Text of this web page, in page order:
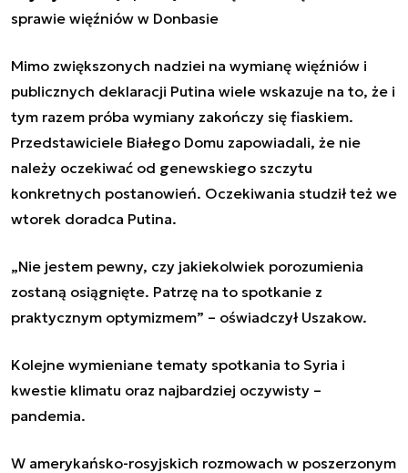
sprawie więźniów w Donbasie
Mimo zwiększonych nadziei na wymianę więźniów i
publicznych deklaracji Putina wiele wskazuje na to, że i
tym razem próba wymiany zakończy się fiaskiem.
Przedstawiciele Białego Domu zapowiadali, że nie
należy oczekiwać od genewskiego szczytu
konkretnych postanowień. Oczekiwania studził też we
wtorek doradca Putina.
„Nie jestem pewny, czy jakiekolwiek porozumienia
zostaną osiągnięte. Patrzę na to spotkanie z
praktycznym optymizmem” – oświadczył Uszakow.
Kolejne wymieniane tematy spotkania to Syria i
kwestie klimatu oraz najbardziej oczywisty –
pandemia.
W amerykańsko-rosyjskich rozmowach w poszerzonym